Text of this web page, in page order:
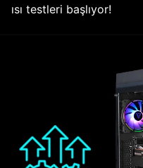
ısı testleri başlıyor!